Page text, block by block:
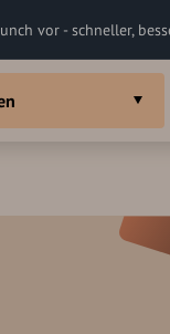
vor - schneller,